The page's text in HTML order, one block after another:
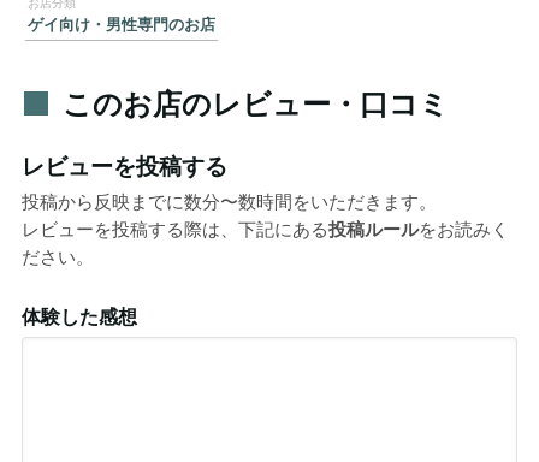
ゲイ向け・男性専門のお店
このお店のレビュー・口コミ
レビューを投稿する
投稿から反映までに数分〜数時間をいただきます。
レビューを投稿する際は、下記にある投稿ルールをお読みく
ださい。
体験した感想